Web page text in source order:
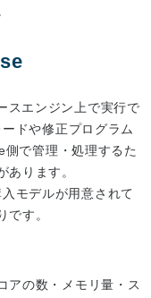
スエンジン上で実行で
ドや修正プログラム
で管理・処理するた
ります。
モデルが用意されて
です。
アの数・メモリ量・ス